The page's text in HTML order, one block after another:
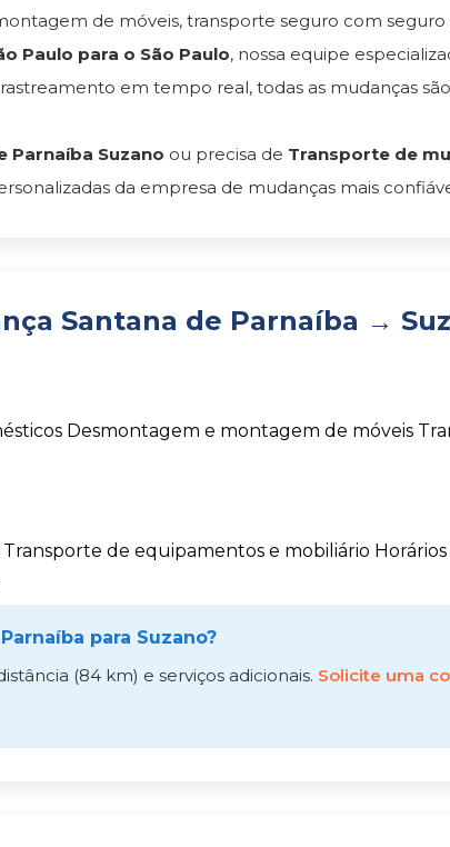
de móveis, transporte seguro com
Paulo para o São Paulo, nossa equipe
em tempo real, todas as mudanças
Parnaíba Suzano ou precisa de Transporte de
da empresa de mudanças mais
Santana de Parnaíba →
Desmontagem e montagem de móveis
Transporte de equipamentos e mobiliário
para Suzano?
(84 km) e serviços adicionais. Solicite uma